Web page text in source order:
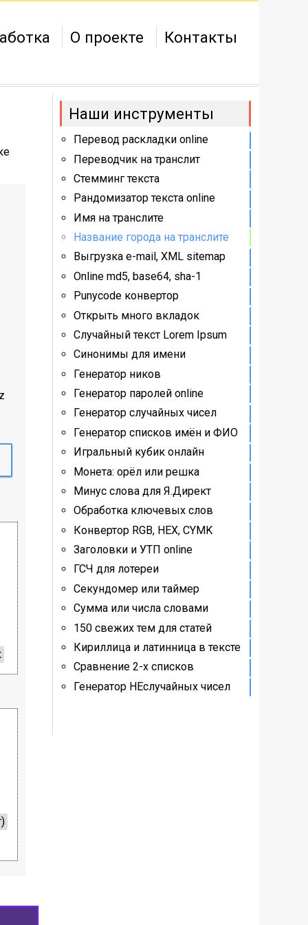
О проекте Контакты
Наши инструменты
Перевод раскладки online
Переводчик на транслит
Стемминг текста
Рандомизатор текста online
Имя на транслите
Название города на транслите
Выгрузка e-mail, XML sitemap
Online md5, base64, sha-1
Punycode конвертор
Открыть много вкладок
Случайный текст Lorem Ipsum
Синонимы для имени
Генератор ников
Генератор паролей online
Генератор случайных чисел
Генератор списков имён и ФИО
Игральный кубик онлайн
Монета: орёл или решка
Минус слова для Я.Директ
Обработка ключевых слов
Конвертор RGB, HEX, CYMK
Заголовки и УТП online
ГСЧ для лотереи
Секундомер или таймер
Сумма или числа словами
150 свежих тем для статей
Кириллица и латинница в тексте
Сравнение 2-х списков
Генератор НЕслучайных чисел